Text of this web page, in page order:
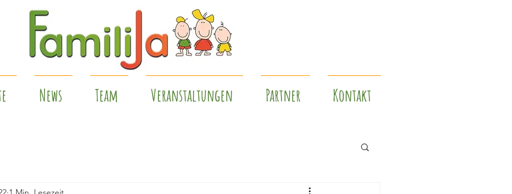
News Team Veranstaltungen Partner Kontakt